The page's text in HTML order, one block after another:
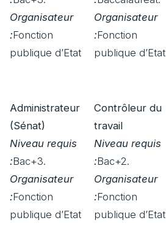
Organisateur
:Fonction
publique d’Etat
Organisateur
:Fonction
publique d’Etat
Administrateur
(Sénat)
Niveau requis
:Bac+3.
Organisateur
:Fonction
publique d’Etat
Contrôleur du
travail
Niveau requis
:Bac+2.
Organisateur
:Fonction
publique d’Etat